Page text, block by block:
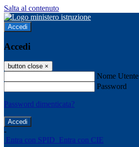
Salta al contenuto
Accedi
Accedi
button close ×
Nome Utente
Password
Password dimenticata?
-
Entra con SPID Entra con CIE